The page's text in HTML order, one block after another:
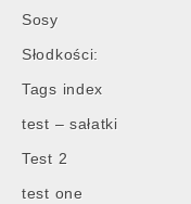
Sosy
Słodkości:
Tags index
test – sałatki
Test 2
test one